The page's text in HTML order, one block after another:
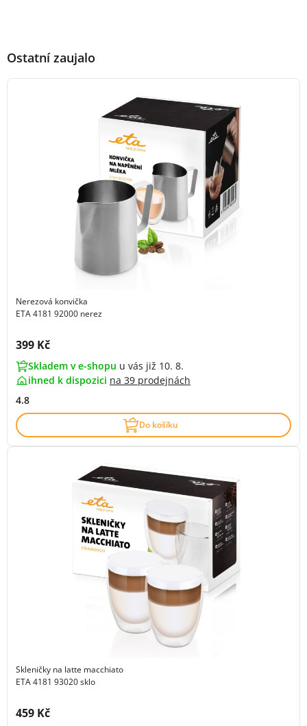
Ostatní zaujalo
Nerezová konvička
ETA 4181 92000 nerez
Cena s DPH:
399 Kč
Skladem v e-shopu u vás již 10. 8.
ihned k dispozici na 39 prodejnách
4.8
Do košíku
Skleničky na latte macchiato
ETA 4181 93020 sklo
Cena s DPH:
459 Kč